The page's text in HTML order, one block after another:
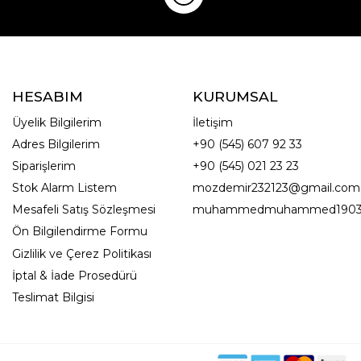
HESABIM
Üyelik Bilgilerim
Adres Bilgilerim
Siparişlerim
Stok Alarm Listem
Mesafeli Satış Sözleşmesi
Ön Bilgilendirme Formu
Gizlilik ve Çerez Politikası
İptal & İade Prosedürü
Teslimat Bilgisi
KURUMSAL
İletişim
+90 (545) 607 92 33
+90 (545) 021 23 23
mozdemir232123@gmail.com